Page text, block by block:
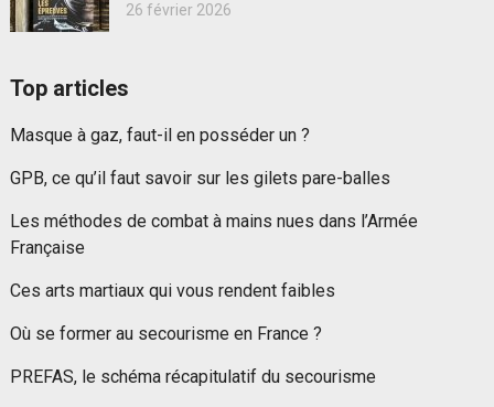
26 février 2026
Top articles
Masque à gaz, faut-il en posséder un ?
GPB, ce qu’il faut savoir sur les gilets pare-balles
Les méthodes de combat à mains nues dans l’Armée
Française
Ces arts martiaux qui vous rendent faibles
Où se former au secourisme en France ?
PREFAS, le schéma récapitulatif du secourisme